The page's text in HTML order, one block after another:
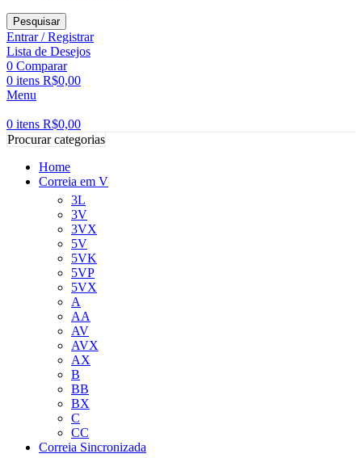
Pesquisar
Entrar / Registrar
Lista de Desejos
0 Comparar
0 itens R$0,00
Menu
0 itens R$0,00
Procurar categorias
Home
Correia em V
3L
3V
3VX
5V
5VK
5VP
5VX
A
AA
AV
AVX
AX
B
BB
BX
C
CC
Correia Sincronizada